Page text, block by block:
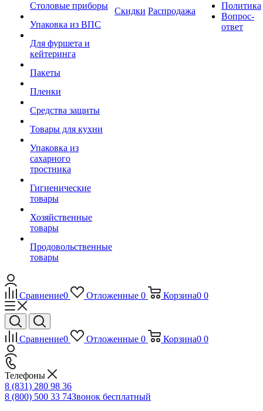
Столовые приборы
Упаковка из ВПС
Для фуршета и
кейтеринга
Пакеты
Пленки
Средства защиты
Товары для кухни
Упаковка из
сахарного
тростника
Гигиенические
товары
Хозяйственные
товары
Продовольственные
товары
Скидки Распродажа
Политика
Вопрос-
ответ
Сравнение0 Отложенные 0 Корзина0 0
Сравнение0 Отложенные 0 Корзина0 0
Телефоны
8 (831) 280 98 36
8 (800) 500 33 74Звонок бесплатный